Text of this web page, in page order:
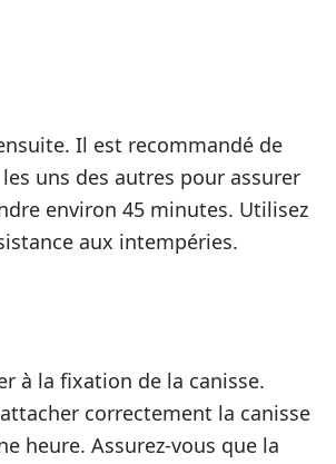
Il est recommandé de
uns des autres pour assurer
environ 45 minutes. Utilisez
aux intempéries.
à la fixation de la canisse.
correctement la canisse
heure. Assurez-vous que la